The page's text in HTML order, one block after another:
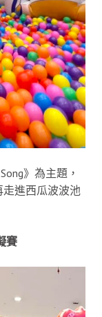
》為主題，
進西瓜波波池
賽